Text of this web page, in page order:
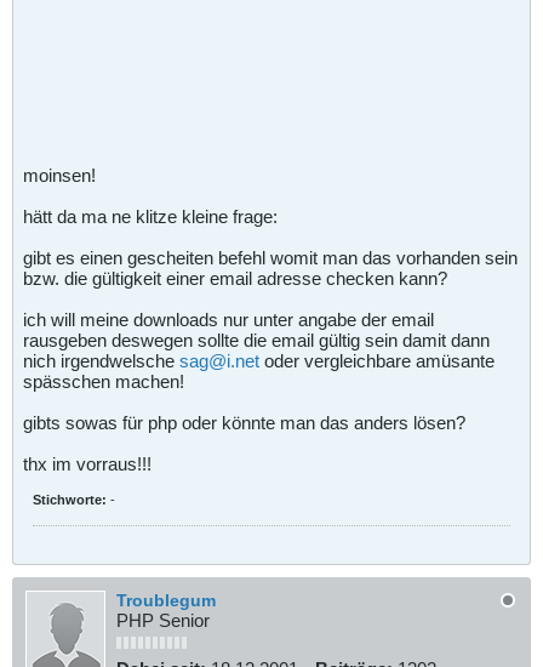
moinsen!
hätt da ma ne klitze kleine frage:
gibt es einen gescheiten befehl womit man das vorhanden sein
bzw. die gültigkeit einer email adresse checken kann?
ich will meine downloads nur unter angabe der email
rausgeben deswegen sollte die email gültig sein damit dann
nich irgendwelsche sag@i.net oder vergleichbare amüsante
spässchen machen!
gibts sowas für php oder könnte man das anders lösen?
thx im vorraus!!!
Stichworte: -
Troublegum
PHP Senior